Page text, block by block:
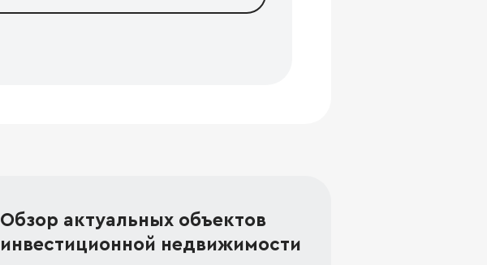
Обзор актуальных объектов
инвестиционной недвижимости